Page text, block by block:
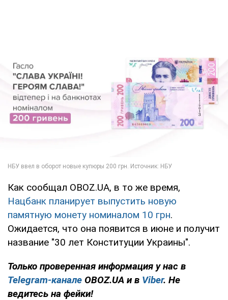
Как сообщал OBOZ.UA, в то же время,
Нацбанк планирует выпустить новую
памятную монету номиналом 10 грн.
Ожидается, что она появится в июне и получит
название "30 лет Конституции Украины".
Только проверенная информация у нас в
Telegram-канале OBOZ.UA и в Viber. Не
ведитесь на фейки!